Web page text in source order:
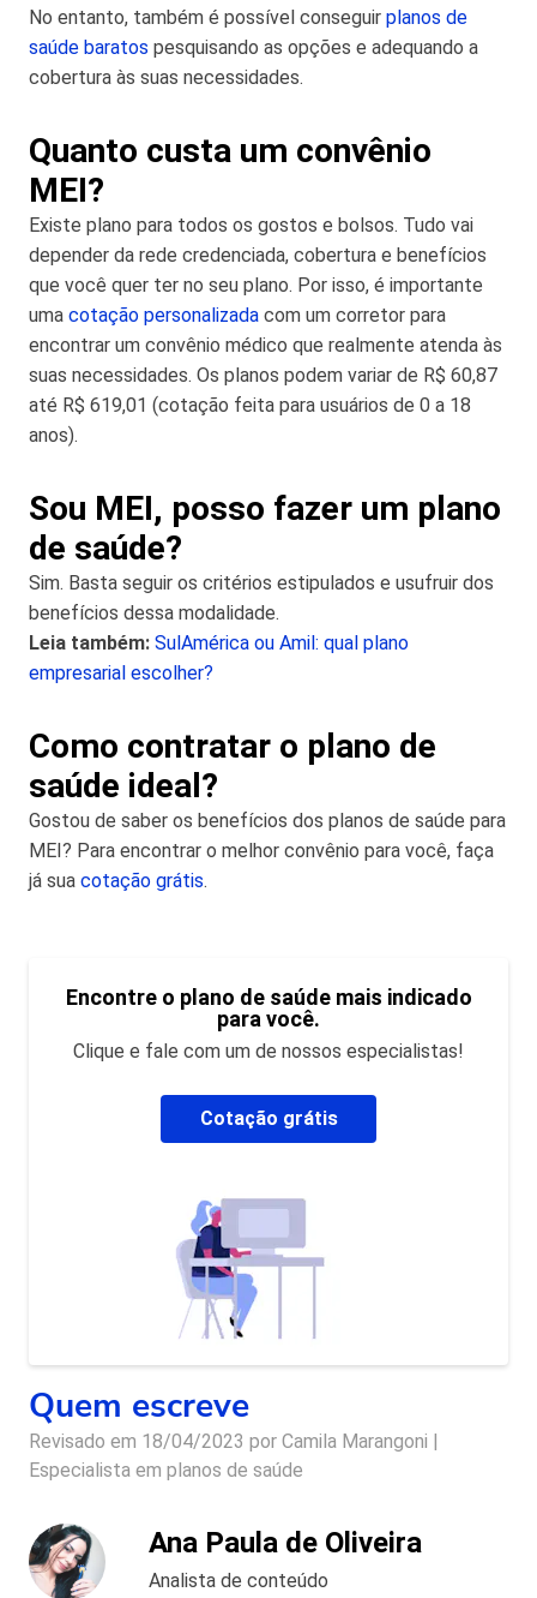
No entanto, também é possível conseguir planos de
saúde baratos pesquisando as opções e adequando a
cobertura às suas necessidades.
Quanto custa um convênio
MEI?
Existe plano para todos os gostos e bolsos. Tudo vai
depender da rede credenciada, cobertura e benefícios
que você quer ter no seu plano. Por isso, é importante
uma cotação personalizada com um corretor para
encontrar um convênio médico que realmente atenda às
suas necessidades. Os planos podem variar de R$ 60,87
até R$ 619,01 (cotação feita para usuários de 0 a 18
anos).
Sou MEI, posso fazer um plano
de saúde?
Sim. Basta seguir os critérios estipulados e usufruir dos
benefícios dessa modalidade.
Leia também: SulAmérica ou Amil: qual plano
empresarial escolher?
Como contratar o plano de
saúde ideal?
Gostou de saber os benefícios dos planos de saúde para
MEI? Para encontrar o melhor convênio para você, faça
já sua cotação grátis.
Encontre o plano de saúde mais indicado
para você.
Clique e fale com um de nossos especialistas!
Cotação grátis
Quem escreve
Revisado em 18/04/2023 por Camila Marangoni |
Especialista em planos de saúde
Ana Paula de Oliveira
Analista de conteúdo